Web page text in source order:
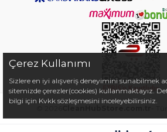
-
Çerez Kullanımı
Sizlere en iyi alışveriş deneyimini sunabilmek
sitemizde çerezler(cookies) kullanmaktayız.
bilgi için Kvkk sözleşmesini inceleyebilirsiniz.